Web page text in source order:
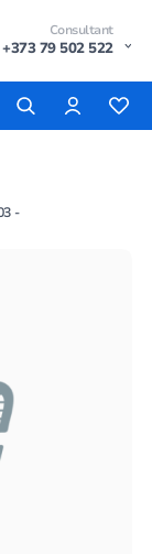
Consultant
+373 79 502 522
-